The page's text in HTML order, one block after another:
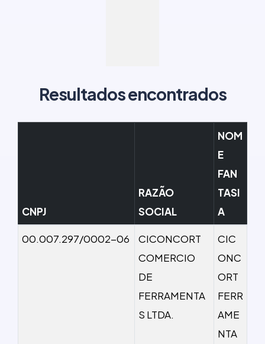
Resultados encontrados
CNPJ
RAZÃO
SOCIAL
NOM
E
FAN
TASI
A
00.007.297/0002-06
CICONCORT
COMERCIO
DE
FERRAMENTA
S LTDA.
CIC
ONC
ORT
FERR
AME
NTA